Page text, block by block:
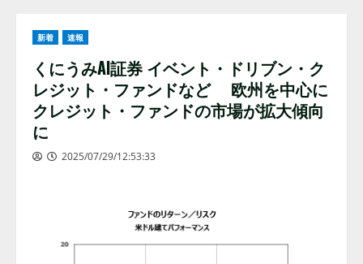
新着 速報
くにうみAI証券 イベント・ドリブン・ク
レジット・ファンドなど 欧州を中心に
クレジット・ファンドの市場が拡大傾向
に
2025/07/29/12:53:33